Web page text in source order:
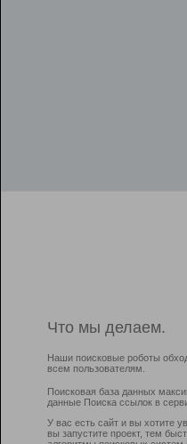
Что мы делаем.
Наши поисковые роботы
всем пользователям.
Поисковая база данных
данные Поиска ссылок в
У вас есть сайт и вы хотите
вы запустите проект, тем